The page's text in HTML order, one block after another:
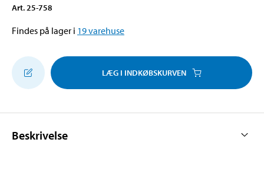
Art. 25-758
Findes på lager i 19varehuse
LÆG I INDKØBSKURVEN
Beskrivelse